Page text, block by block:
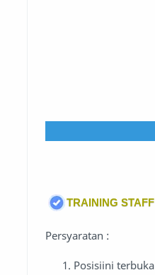
TRAINING STAFF
Persyaratan :
Posisiini